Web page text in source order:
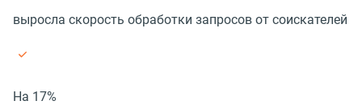
выросла скорость обработки запросов от соискателей
На 17%